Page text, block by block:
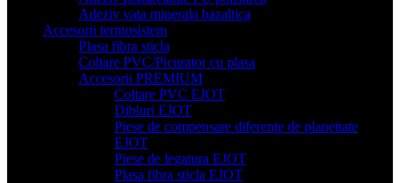
Adeziv vata minerala bazaltica
Accesorii termosistem
Plasa fibra sticla
Coltare PVC/Picurator cu plasa
Accesorii PREMIUM
Coltare PVC EJOT
Dibluri EJOT
Piese de compensare diferente de planeitate
EJOT
Piese de legatura EJOT
Plasa fibra sticla EJOT